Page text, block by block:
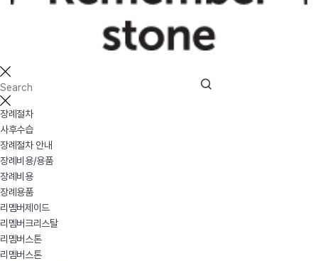
장례절차
사후수습
장례절차 안내
장례비용/용품
장례비용
장례용품
리멤버제이드
리멤버크리스탈
리멤버스톤
리멤버스톤